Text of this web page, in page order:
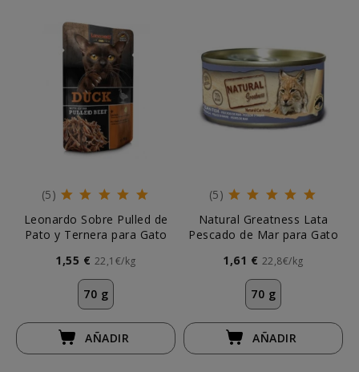
(5)
Leonardo Sobre Pulled de
Pato y Ternera para Gato
1,55 € 22,1€/kg
70 g
AÑADIR
(5)
Natural Greatness Lata
Pescado de Mar para Gato
1,61 € 22,8€/kg
70 g
AÑADIR